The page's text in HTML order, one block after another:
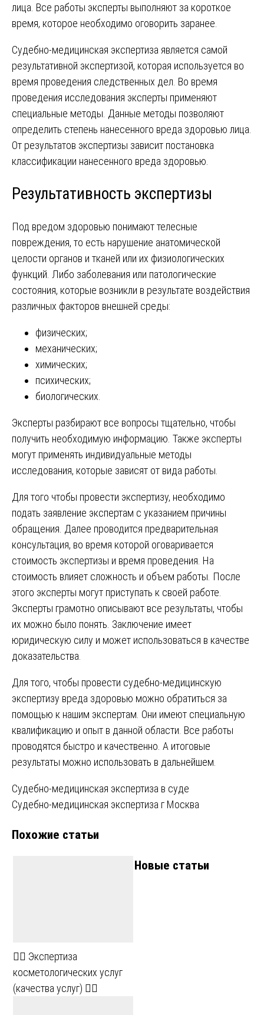
лица. Все работы эксперты выполняют за короткое
время, которое необходимо оговорить заранее.
Судебно-медицинская экспертиза является самой
результативной экспертизой, которая используется во
время проведения следственных дел. Во время
проведения исследования эксперты применяют
специальные методы. Данные методы позволяют
определить степень нанесенного вреда здоровью лица.
От результатов экспертизы зависит постановка
классификации нанесенного вреда здоровью.
Результативность экспертизы
Под вредом здоровью понимают телесные
повреждения, то есть нарушение анатомической
целости органов и тканей или их физиологических
функций. Либо заболевания или патологические
состояния, которые возникли в результате воздействия
различных факторов внешней среды:
физических;
механических;
химических;
психических;
биологических.
Эксперты разбирают все вопросы тщательно, чтобы
получить необходимую информацию. Также эксперты
могут применять индивидуальные методы
исследования, которые зависят от вида работы.
Для того чтобы провести экспертизу‚ необходимо
подать заявление экспертам с указанием причины
обращения. Далее проводится предварительная
консультация, во время которой оговаривается
стоимость экспертизы и время проведения. На
стоимость влияет сложность и объем работы. После
этого эксперты могут приступать к своей работе.
Эксперты грамотно описывают все результаты, чтобы
их можно было понять. Заключение имеет
юридическую силу и может использоваться в качестве
доказательства.
Для того, чтобы провести судебно-медицинскую
экспертизу вреда здоровью можно обратиться за
помощью к нашим экспертам. Они имеют специальную
квалификацию и опыт в данной области. Все работы
проводятся быстро и качественно. А итоговые
результаты можно использовать в дальнейшем.
Навигация
по
записям
Судебно-медицинская экспертиза в суде
Судебно-медицинская экспертиза г Москва
Похожие статьи
💆‍♀️ Экспертиза
косметологических услуг
(качества услуг) 💆‍♂️
Новые статьи